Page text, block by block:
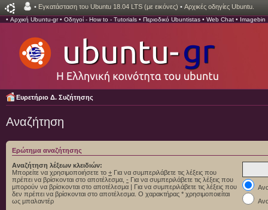
• Εγκατάσταση του Ubuntu 18.04 LTS (με εικόνες) • Αρχικές οδηγίες Ubuntu.
• Αρχική Ubuntu-gr• Οδηγοί - How to - Tutorials • Περιοδικό Ubuntistas • Web Chat • Imagebin
Ευρετήριο Δ. Συζήτησης
Αναζήτηση
Ερώτημα αναζήτησης
Αναζήτηση λέξεων κλειδιών:
Μπορείτε να χρησιμοποιήσετε το + Για να συμπεριλάβετε τις λέξεις που
πρέπει να βρίσκονται στο αποτέλεσμα, - Για να συμπεριλάβετε τις λέξεις που
μπορούν να βρίσκονται στο αποτέλεσμα | Για να συμπεριλάβετε τις λέξεις που
δεν πρέπει να βρίσκονται στο αποτέλεσμα. Ο χαρακτήρας * χρησιμοποιείται
ως μπαλαντέρ